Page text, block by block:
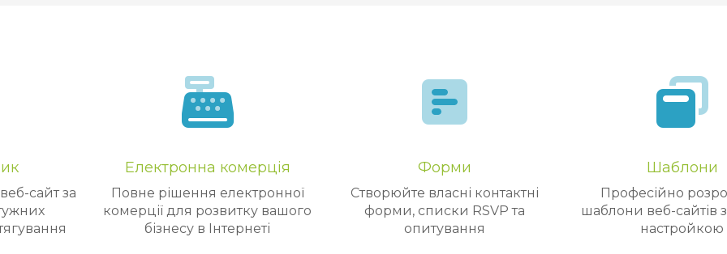
сайт за
Електронна комерція
Повне рішення електронної
комерції для розвитку вашого
бізнесу в Інтернеті
Форми
Створюйте власні контактні
форми, списки RSVP та
опитування
Шаблони
Професійно
шаблони веб-сайтів
настройкою